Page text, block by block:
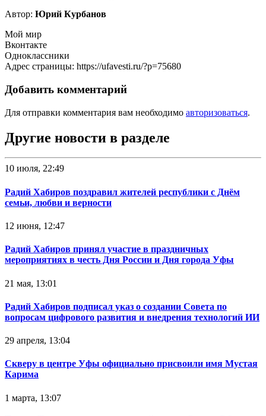
Автор: Юрий Курбанов
Мой мир
Вконтакте
Одноклассники
Адрес страницы: https://ufavesti.ru/?p=75680
Добавить комментарий
Для отправки комментария вам необходимо авторизоваться.
Другие новости в разделе
10 июля, 22:49
Радий Хабиров поздравил жителей республики с Днём
семьи, любви и верности
12 июня, 12:47
Радий Хабиров принял участие в праздничных
мероприятиях в честь Дня России и Дня города Уфы
21 мая, 13:01
Радий Хабиров подписал указ о создании Совета по
вопросам цифрового развития и внедрения технологий ИИ
29 апреля, 13:04
Скверу в центре Уфы официально присвоили имя Мустая
Карима
1 марта, 13:07